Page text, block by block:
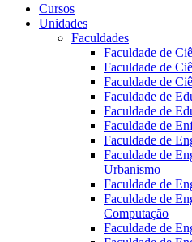
Cursos
Unidades
Faculdades
Faculdade de
Faculdade de
Faculdade de
Faculdade de
Faculdade de
Faculdade de
Faculdade de
Faculdade de
Urbanismo
Faculdade de
Faculdade de
Computação
Faculdade de